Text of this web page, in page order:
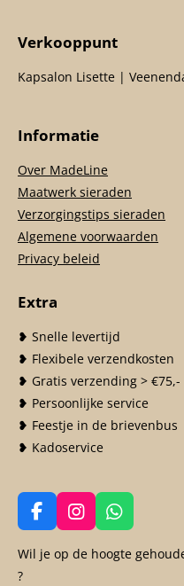
Verkooppunt
Kapsalon Lisette |
Informatie
Over MadeLine
Maatwerk sieraden
Verzorgingstips sieraden
Algemene voorwaarden
Privacy beleid
Extra
❥ Snelle levertijd
❥ Flexibele verzendkosten
❥ Gratis verzending > €75,-
❥ Persoonlijke service
❥ Feestje in de brievenbus
❥ Kadoservice
F
a
c
I
n
s
W
h
a
Wil je op de hoogte
?